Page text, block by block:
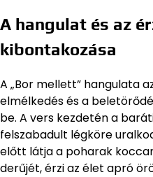
A hangulat és az
kibontakozása
A „Bor mellett” hangulata
elmélkedés és a
be. A vers kezdetén a
felszabadult légköre
előtt látja a poharak
derűjét, érzi az élet apró